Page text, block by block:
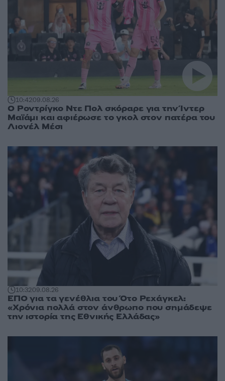
10:4209.08.26
Ο Ροντρίγκο Ντε Πολ σκόραρε για την Ίντερ
Μαϊάμι και αφιέρωσε το γκολ στον πατέρα του
Λιονέλ Μέσι
10:3209.08.26
ΕΠΟ για τα γενέθλια του Ότο Ρεχάγκελ:
«Χρόνια πολλά στον άνθρωπο που σημάδεψε
την ιστορία της Εθνικής Ελλάδας»